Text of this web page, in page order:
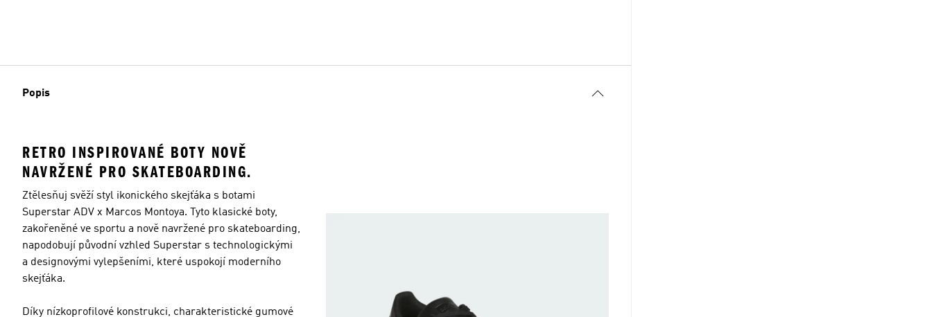
Popis
RETRO INSPIROVANÉ BOTY NOVĚ
NAVRŽENÉ PRO SKATEBOARDING.
Ztělesňuj svěží styl ikonického skejťáka s botami
Superstar ADV x Marcos Montoya. Tyto klasické boty,
zakořeněné ve sportu a nově navržené pro skateboarding,
napodobují původní vzhled Superstar s technologickými
a designovými vylepšeními, které uspokojí moderního
skejťáka.
Díky nízkoprofilové konstrukci, charakteristické gumové